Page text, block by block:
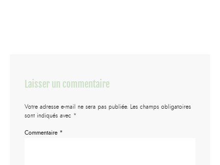
Laisser un commentaire
Votre adresse e-mail ne sera pas publiée. Les champs obligatoires
sont indiqués avec *
Commentaire *